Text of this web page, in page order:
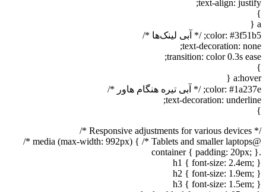
text-align: justify;
}
a {
color: #3f51b5; /* آبی لینک‌ها */
text-decoration: none;
transition: color 0.3s ease;
}
a:hover {
color: #1a237e; /* آبی تیره هنگام هاور */
text-decoration: underline;
}
/* Responsive adjustments for various devices */
@media (max-width: 992px) { /* Tablets and smaller laptops */
.container { padding: 20px; }
h1 { font-size: 2.4em; }
h2 { font-size: 1.9em; }
h3 { font-size: 1.5em; }